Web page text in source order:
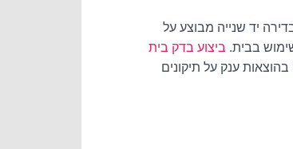
יד שנייה מבוצע על
בבית. ביצוע בדק בית
ענק על תיקונים